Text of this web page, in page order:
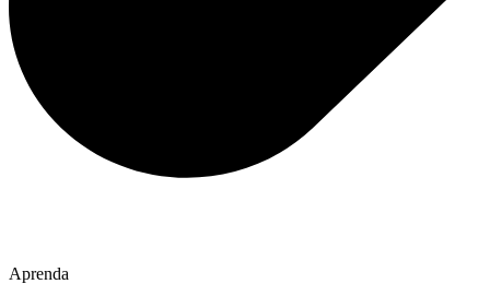
Aprenda